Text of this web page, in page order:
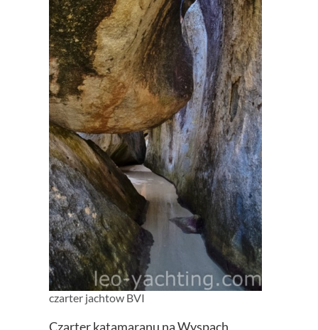
czarter jachtow BVI
Czarter katamaranu na Wyspach